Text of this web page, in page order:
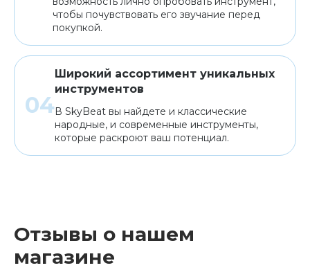
чтобы почувствовать его звучание перед
покупкой.
Широкий ассортимент уникальных
инструментов
В SkyBeat вы найдете и классические
народные, и современные инструменты,
которые раскроют ваш потенциал.
Отзывы о нашем
магазине